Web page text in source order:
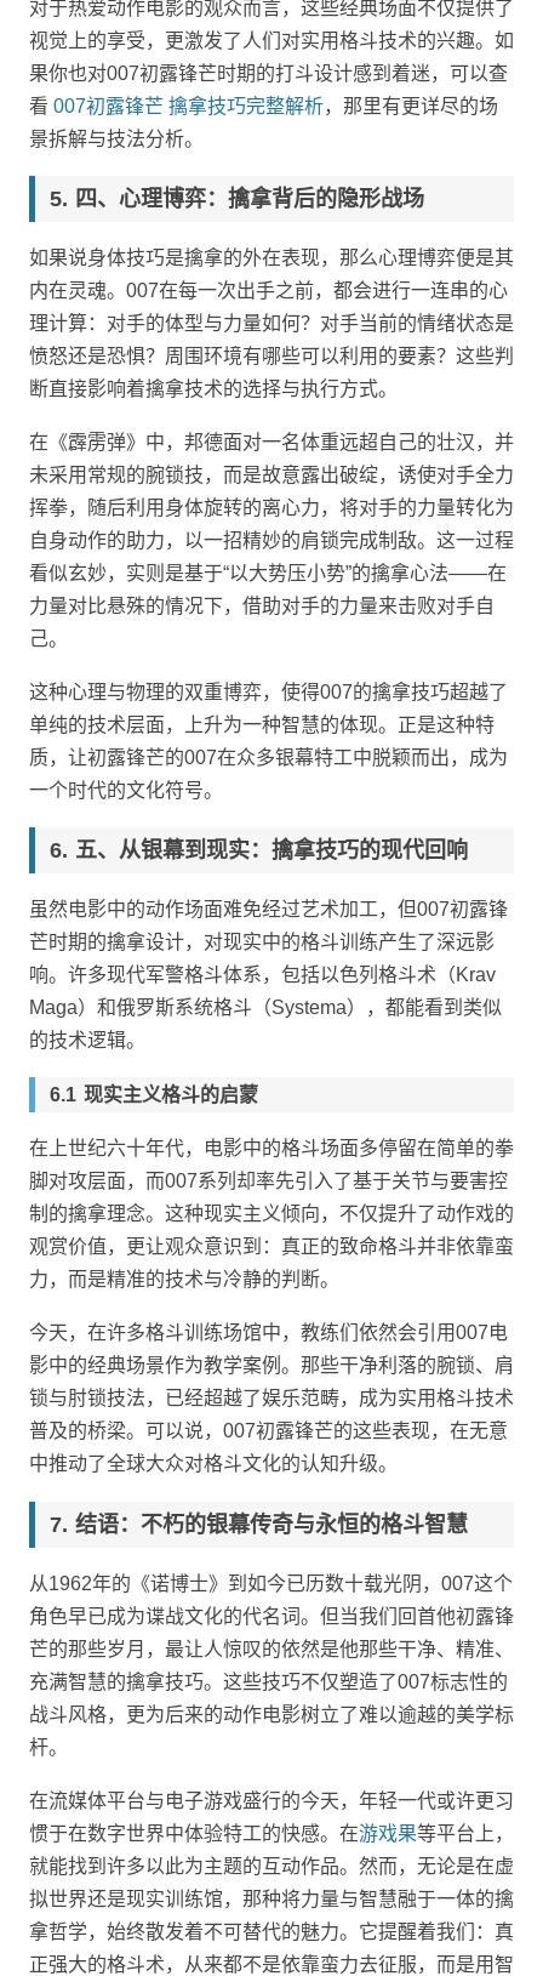
对于热爱动作电影的观众而言，这些经典场面不仅提供了
视觉上的享受，更激发了人们对实用格斗技术的兴趣。如
果你也对007初露锋芒时期的打斗设计感到着迷，可以查
看 007初露锋芒 擒拿技巧完整解析，那里有更详尽的场
景拆解与技法分析。
四、心理博弈：擒拿背后的隐形战场
如果说身体技巧是擒拿的外在表现，那么心理博弈便是其
内在灵魂。007在每一次出手之前，都会进行一连串的心
理计算：对手的体型与力量如何？对手当前的情绪状态是
愤怒还是恐惧？周围环境有哪些可以利用的要素？这些判
断直接影响着擒拿技术的选择与执行方式。
在《霹雳弹》中，邦德面对一名体重远超自己的壮汉，并
未采用常规的腕锁技，而是故意露出破绽，诱使对手全力
挥拳，随后利用身体旋转的离心力，将对手的力量转化为
自身动作的助力，以一招精妙的肩锁完成制敌。这一过程
看似玄妙，实则是基于“以大势压小势”的擒拿心法——在
力量对比悬殊的情况下，借助对手的力量来击败对手自
己。
这种心理与物理的双重博弈，使得007的擒拿技巧超越了
单纯的技术层面，上升为一种智慧的体现。正是这种特
质，让初露锋芒的007在众多银幕特工中脱颖而出，成为
一个时代的文化符号。
五、从银幕到现实：擒拿技巧的现代回响
虽然电影中的动作场面难免经过艺术加工，但007初露锋
芒时期的擒拿设计，对现实中的格斗训练产生了深远影
响。许多现代军警格斗体系，包括以色列格斗术（Krav
Maga）和俄罗斯系统格斗（Systema），都能看到类似
的技术逻辑。
现实主义格斗的启蒙
在上世纪六十年代，电影中的格斗场面多停留在简单的拳
脚对攻层面，而007系列却率先引入了基于关节与要害控
制的擒拿理念。这种现实主义倾向，不仅提升了动作戏的
观赏价值，更让观众意识到：真正的致命格斗并非依靠蛮
力，而是精准的技术与冷静的判断。
今天，在许多格斗训练场馆中，教练们依然会引用007电
影中的经典场景作为教学案例。那些干净利落的腕锁、肩
锁与肘锁技法，已经超越了娱乐范畴，成为实用格斗技术
普及的桥梁。可以说，007初露锋芒的这些表现，在无意
中推动了全球大众对格斗文化的认知升级。
结语：不朽的银幕传奇与永恒的格斗智慧
从1962年的《诺博士》到如今已历数十载光阴，007这个
角色早已成为谍战文化的代名词。但当我们回首他初露锋
芒的那些岁月，最让人惊叹的依然是他那些干净、精准、
充满智慧的擒拿技巧。这些技巧不仅塑造了007标志性的
战斗风格，更为后来的动作电影树立了难以逾越的美学标
杆。
在流媒体平台与电子游戏盛行的今天，年轻一代或许更习
惯于在数字世界中体验特工的快感。在游戏果等平台上，
就能找到许多以此为主题的互动作品。然而，无论是在虚
拟世界还是现实训练馆，那种将力量与智慧融于一体的擒
拿哲学，始终散发着不可替代的魅力。它提醒着我们：真
正强大的格斗术，从来都不是依靠蛮力去征服，而是用智